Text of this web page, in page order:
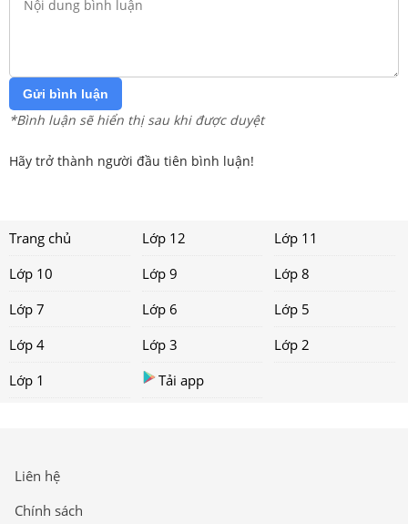
Gửi bình luận
*Bình luận sẽ hiển thị sau khi được duyệt
Hãy trở thành người đầu tiên bình luận!
Trang chủ Lớp 12
Lớp 11
Lớp 10
Lớp 9
Lớp 8
Lớp 7
Lớp 6
Lớp 5
Lớp 4
Lớp 3
Lớp 2
Lớp 1
Tải app
Liên hệ
Chính sách